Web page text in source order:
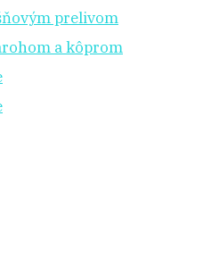
prelivom
a kôprom